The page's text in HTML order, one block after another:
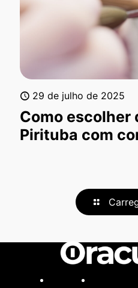
29 de julho de 2025
Como escolher
Pirituba com